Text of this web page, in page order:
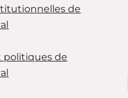
de
politiques de